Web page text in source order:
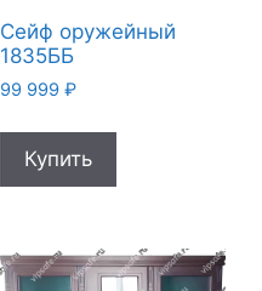
Сейф оружейный
1835ББ
99 999 ₽
Купить